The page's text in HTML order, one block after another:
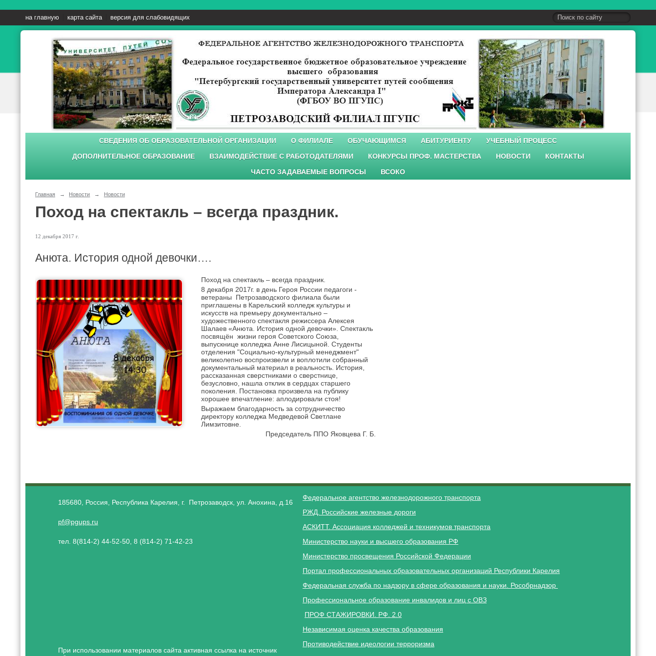
на главную карта сайта версия для слабовидящих
СВЕДЕНИЯ ОБ ОБРАЗОВАТЕЛЬНОЙ ОРГАНИЗАЦИИ О ФИЛИАЛЕ ОБУЧАЮЩИМСЯ АБИТУРИЕНТУ УЧЕБНЫЙ ПРОЦЕСС
ДОПОЛНИТЕЛЬНОЕ ОБРАЗОВАНИЕ ВЗАИМОДЕЙСТВИЕ С РАБОТОДАТЕЛЯМИ КОНКУРСЫ ПРОФ. МАСТЕРСТВА НОВОСТИ КОНТАКТЫ
ЧАСТО ЗАДАВАЕМЫЕ ВОПРОСЫ ВСОКО
Главная → Новости → Новости
Поход на спектакль – всегда праздник.
12 декабря 2017 г.
Анюта. История одной девочки….
Поход на спектакль – всегда праздник.
8 декабря 2017г. в день Героя России педагоги -
ветераны Петрозаводского филиала были
приглашены в Карельский колледж культуры и
искусств на премьеру документально –
художественного спектакля режиссера Алексея
Шалаев «Анюта. История одной девочки». Спектакль
посвящён жизни героя Советского Союза,
выпускнице колледжа Анне Лисицыной. Студенты
отделения "Социально-культурный менеджмент"
великолепно воспроизвели и воплотили собранный
документальный материал в реальность. История,
рассказанная сверстниками о сверстнице,
безусловно, нашла отклик в сердцах старшего
поколения. Постановка произвела на публику
хорошее впечатление: аплодировали стоя!
Выражаем благодарность за сотрудничество
директору колледжа Медведевой Светлане
Лимзитовне.
Председатель ППО Яковцева Г. Б.
185680, Россия, Республика Карелия, г. Петрозаводск, ул. Анохина, д.16
Федеральное агентство железнодорожного транспорта
РЖД. Российские железные дороги
АСКИТТ. Ассоциация колледжей и техникумов транспорта
Министерство науки и высшего образования РФ
Министерство просвещения Российской Федерации
Портал профессиональных образовательных организаций Республики Карелия
Федеральная служба по надзору в сфере образования и науки. Рособрнадзор
Профессиональное образование инвалидов и лиц с ОВЗ
ПРОФ СТАЖИРОВКИ. РФ. 2.0
Независимая оценка качества образования
Противодействие идеологии терроризма
pf@pgups.ru
тел. 8(814-2) 44-52-50, 8 (814-2) 71-42-23
При использовании материалов сайта активная ссылка на источник